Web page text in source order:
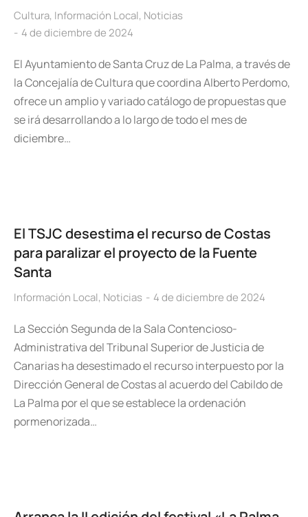
Cultura, Información Local, Noticias
4 de diciembre de 2024
El Ayuntamiento de Santa Cruz de La Palma, a través de
la Concejalía de Cultura que coordina Alberto Perdomo,
ofrece un amplio y variado catálogo de propuestas que
se irá desarrollando a lo largo de todo el mes de
diciembre…
El TSJC desestima el recurso de Costas
para paralizar el proyecto de la Fuente
Santa
Información Local, Noticias 4 de diciembre de 2024
La Sección Segunda de la Sala Contencioso-
Administrativa del Tribunal Superior de Justicia de
Canarias ha desestimado el recurso interpuesto por la
Dirección General de Costas al acuerdo del Cabildo de
La Palma por el que se establece la ordenación
pormenorizada…